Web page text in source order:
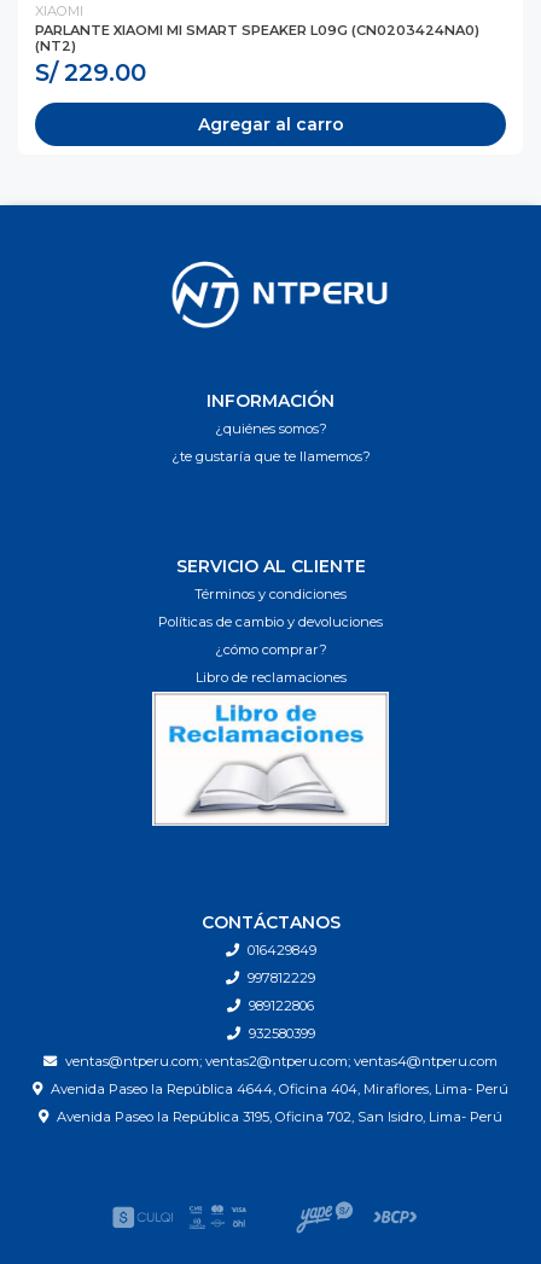
XIAOMI
PARLANTE XIAOMI MI SMART SPEAKER L09G (CN0203424NA0)
(NT2)
S/ 229.00
Agregar al carro
INFORMACIÓN
¿quiénes somos?
¿te gustaría que te llamemos?
SERVICIO AL CLIENTE
Términos y condiciones
Políticas de cambio y devoluciones
¿cómo comprar?
Libro de reclamaciones
CONTÁCTANOS
016429849
997812229
989122806
932580399
ventas@ntperu.com; ventas2@ntperu.com; ventas4@ntperu.com
Avenida Paseo la República 4644, Oficina 404, Miraflores, Lima- Perú
Avenida Paseo la República 3195, Oficina 702, San Isidro, Lima- Perú